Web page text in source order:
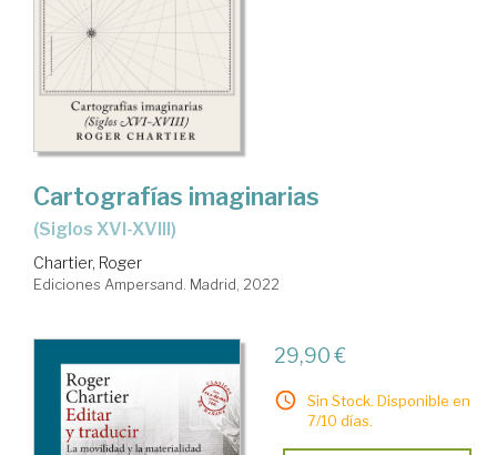
Cartografías imaginarias
(siglos XVI-XVIII)
Chartier, Roger
Ediciones Ampersand. Madrid, 2022
29,90 €
Sin Stock. Disponible en
7/10 días.